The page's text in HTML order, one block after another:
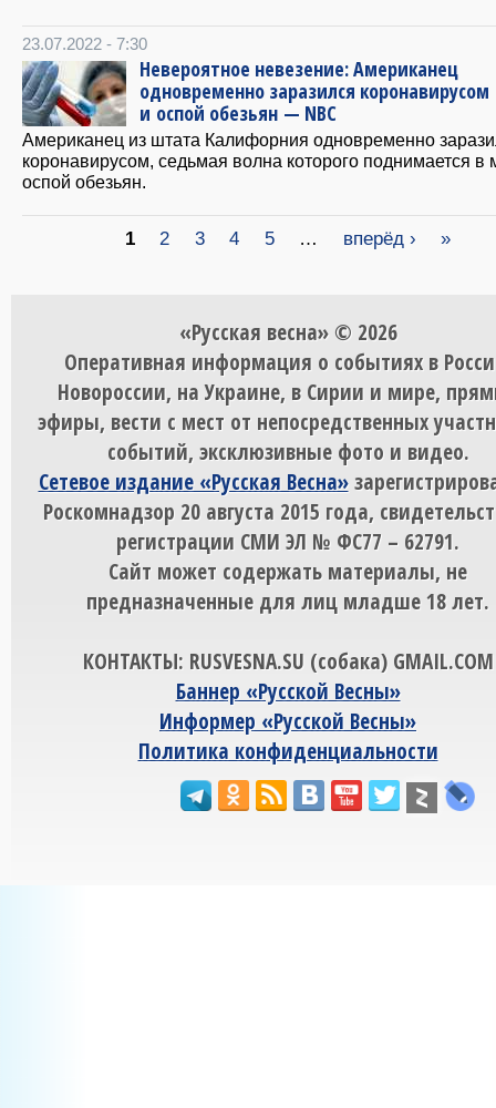
23.07.2022 - 7:30
Невероятное невезение: Американец
одновременно заразился коронавирусом
и оспой обезьян — NBC
Американец из штата Калифорния одновременно
коронавирусом, седьмая волна которого поднимается в
оспой обезьян.
1 2 3 4 5 … вперёд › »
«Русская весна» © 2026
Оперативная информация о событиях в
Новороссии, на Украине, в Сирии и мире,
эфиры, вести с мест от непосредственных
событий, эксклюзивные фото и видео.
Сетевое издание «Русская Весна»
Роскомнадзор 20 августа 2015 года,
регистрации СМИ ЭЛ № ФС77 – 62791.
Сайт может содержать материалы, не
предназначенные для лиц младше 18 лет.
КОНТАКТЫ: RUSVESNA.SU (собака) GMAIL.COM
Баннер «Русской Весны»
Информер «Русской Весны»
Политика конфиденциальности